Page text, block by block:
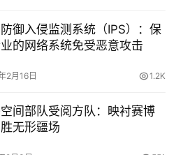
御入侵监测系统（IPS）：保
的网络系统免受恶意攻击
2月16日 1.2K
间部队受阅方队：映衬赛博
无形疆场